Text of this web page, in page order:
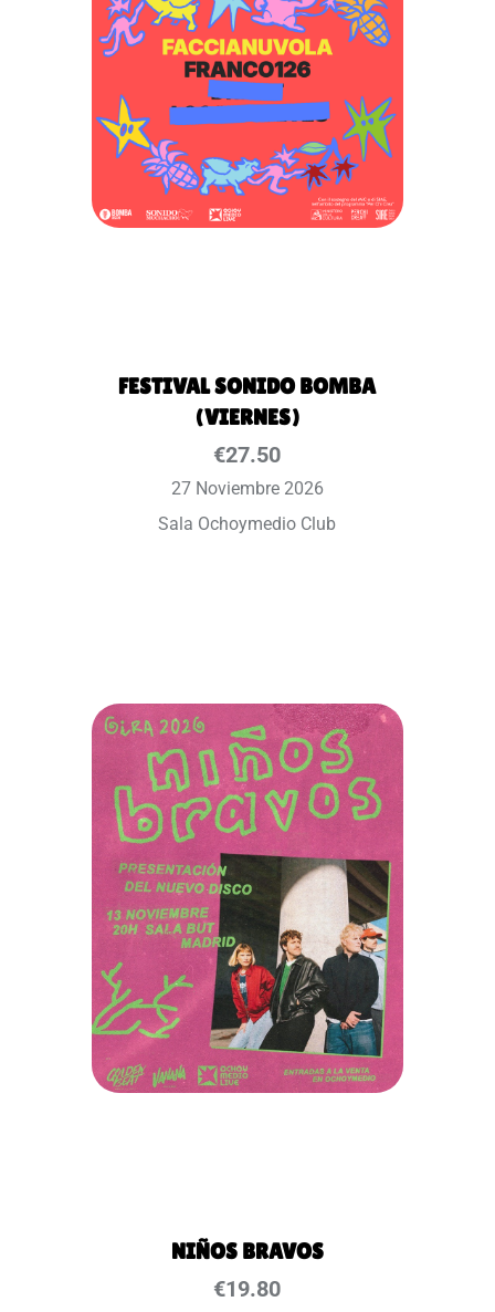
FESTIVAL SONIDO BOMBA
(VIERNES)
€27.50
27 Noviembre 2026
Sala Ochoymedio Club
NIÑOS BRAVOS
€19.80